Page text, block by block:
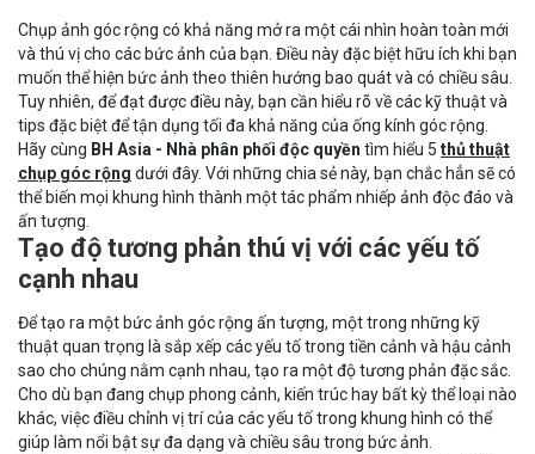
Chụp ảnh góc rộng có khả năng mở ra một cái nhìn hoàn toàn mới
và thú vị cho các bức ảnh của bạn. Điều này đặc biệt hữu ích khi bạn
muốn thể hiện bức ảnh theo thiên hướng bao quát và có chiều sâu.
Tuy nhiên, để đạt được điều này, bạn cần hiểu rõ về các kỹ thuật và
tips đặc biệt để tận dụng tối đa khả năng của ống kính góc rộng.
Hãy cùng BH Asia - Nhà phân phối độc quyền tìm hiểu 5 thủ thuật
chụp góc rộng dưới đây. Với những chia sẻ này, bạn chắc hẳn sẽ có
thể biến mọi khung hình thành một tác phẩm nhiếp ảnh độc đáo và
ấn tượng.
Tạo độ tương phản thú vị với các yếu tố
cạnh nhau
Để tạo ra một bức ảnh góc rộng ấn tượng, một trong những kỹ
thuật quan trọng là sắp xếp các yếu tố trong tiền cảnh và hậu cảnh
sao cho chúng nằm cạnh nhau, tạo ra một độ tương phản đặc sắc.
Cho dù bạn đang chụp phong cảnh, kiến trúc hay bất kỳ thể loại nào
khác, việc điều chỉnh vị trí của các yếu tố trong khung hình có thể
giúp làm nổi bật sự đa dạng và chiều sâu trong bức ảnh.